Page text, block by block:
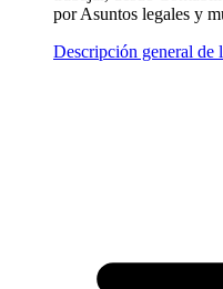
por Asuntos legales y
Descripción general de